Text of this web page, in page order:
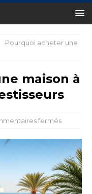
Pourquoi acheter une
maison à
fermés